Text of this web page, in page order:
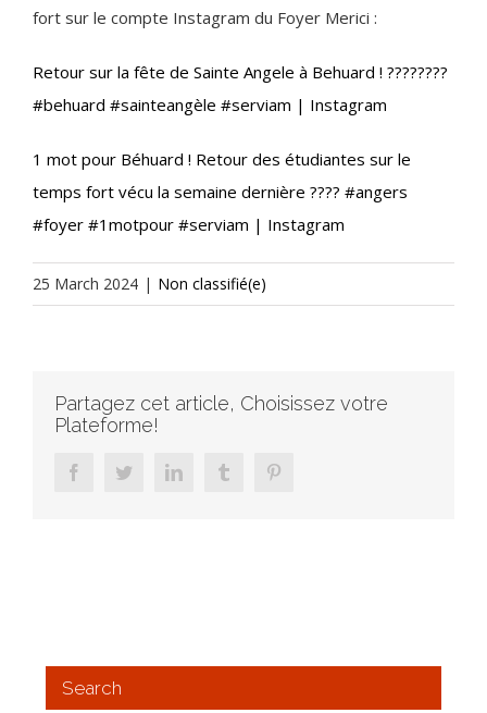
fort sur le compte Instagram du Foyer Merici :
Retour sur la fête de Sainte Angele à Behuard ! ????️????
#behuard #sainteangèle #serviam | Instagram
1 mot pour Béhuard ! Retour des étudiantes sur le
temps fort vécu la semaine dernière ???? #angers
#foyer #1motpour #serviam | Instagram
25 March 2024 | Non classifié(e)
Partagez cet article, Choisissez votre
Plateforme!
facebook twitter linkedin tumblr
Search